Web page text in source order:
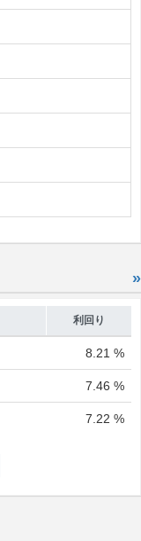
»
利回り
8.21 %
7.46 %
7.22 %